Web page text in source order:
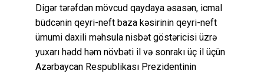
Digər tərəfdən mövcud qaydaya əsasən, icmal
büdcənin qeyri-neft baza kəsirinin qeyri-neft
ümumi daxili məhsula nisbət göstəricisi üzrə
yuxarı hədd həm növbəti il və sonrakı üç il üçün
Azərbaycan Respublikası Prezidentinin